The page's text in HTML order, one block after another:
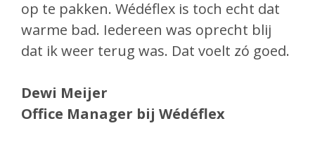
op te pakken. Wédéflex is toch echt dat
warme bad. Iedereen was oprecht blij
dat ik weer terug was. Dat voelt zó goed.
Dewi Meijer
Office Manager bij Wédéflex